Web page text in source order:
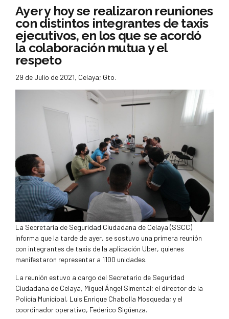
Ayer y hoy se realizaron reuniones
con distintos integrantes de taxis
ejecutivos, en los que se acordó
la colaboración mutua y el
respeto
29 de Julio de 2021, Celaya; Gto.
La Secretaría de Seguridad Ciudadana de Celaya (SSCC)
informa que la tarde de ayer, se sostuvo una primera reunión
con integrantes de taxis de la aplicación Uber, quienes
manifestaron representar a 1100 unidades.
La reunión estuvo a cargo del Secretario de Seguridad
Ciudadana de Celaya, Miguel Ángel Simental; el director de la
Policía Municipal, Luis Enrique Chabolla Mosqueda; y el
coordinador operativo, Federico Sigüenza.